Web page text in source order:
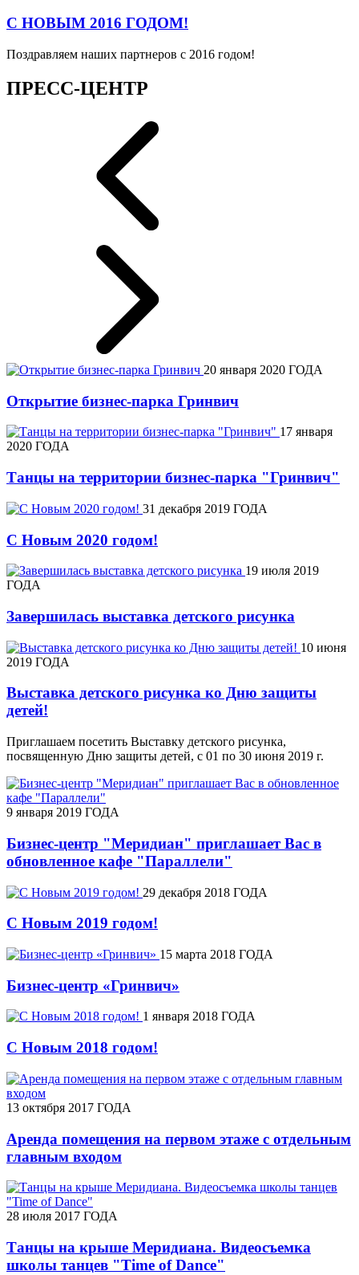
С НОВЫМ 2016 ГОДОМ!
Поздравляем наших партнеров с 2016 годом!
ПРЕСС-ЦЕНТР
20 января 2020 ГОДА
Открытие бизнес-парка Гринвич
17 января
2020 ГОДА
Танцы на территории бизнес-парка "Гринвич"
31 декабря 2019 ГОДА
С Новым 2020 годом!
19 июля 2019
ГОДА
Завершилась выставка детского рисунка
10 июня
2019 ГОДА
Выставка детского рисунка ко Дню защиты
детей!
Приглашаем посетить Выставку детского рисунка,
посвященную Дню защиты детей, с 01 по 30 июня 2019 г.
9 января 2019 ГОДА
Бизнес-центр "Меридиан" приглашает Вас в
обновленное кафе "Параллели"
29 декабря 2018 ГОДА
С Новым 2019 годом!
15 марта 2018 ГОДА
Бизнес-центр «Гринвич»
1 января 2018 ГОДА
С Новым 2018 годом!
13 октября 2017 ГОДА
Аренда помещения на первом этаже с отдельным
главным входом
28 июля 2017 ГОДА
Танцы на крыше Меридиана. Видеосъемка
школы танцев "Time of Dance"